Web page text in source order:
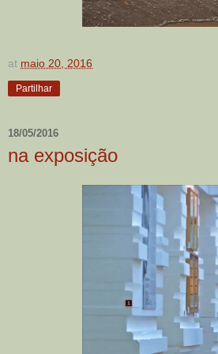
at maio 20, 2016
Partilhar
18/05/2016
na exposição